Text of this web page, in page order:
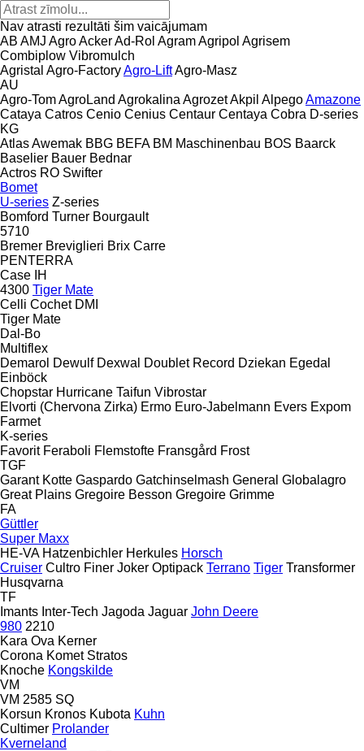
Nav atrasti rezultāti šim vaicājumam
AB AMJ AgroAckerAd-Rol AgramAgripol Agrisem
Combiplow Vibromulch
Agristal Agro-FactoryAgro-LiftAgro-Masz
AU
Agro-TomAgroLand Agrokalina AgrozetAkpil AlpegoAmazone
Cataya Catros Cenio Cenius Centaur Centaya Cobra D-series
KG
AtlasAwemak BBG BEFA BM Maschinenbau BOS Baarck
Baselier Bauer Bednar
Actros RO Swifter
Bomet
U-series Z-series
Bomford Turner Bourgault
5710
Bremer Breviglieri Brix Carre
PENTERRA
Case IH
4300 Tiger Mate
Celli Cochet DMI
Tiger Mate
Dal-Bo
Multiflex
Demarol Dewulf Dexwal Doublet Record Dziekan Egedal
Einböck
Chopstar Hurricane Taifun Vibrostar
Elvorti (Chervona Zirka) Ermo Euro-Jabelmann Evers Expom
Farmet
K-series
Favorit Feraboli Flemstofte Fransgård Frost
TGF
Garant Kotte Gaspardo Gatchinselmash General Globalagro
Great Plains Gregoire Besson Gregoire Grimme
FA
Güttler
Super Maxx
HE-VA Hatzenbichler Herkules Horsch
Cruiser Cultro Finer Joker Optipack Terrano Tiger Transformer
Husqvarna
TF
Imants Inter-Tech Jagoda Jaguar John Deere
980 2210
Kara Ova Kerner
Corona Komet Stratos
Knoche Kongskilde
VM
VM 2585 SQ
Korsun Kronos Kubota Kuhn
Cultimer Prolander
Kverneland